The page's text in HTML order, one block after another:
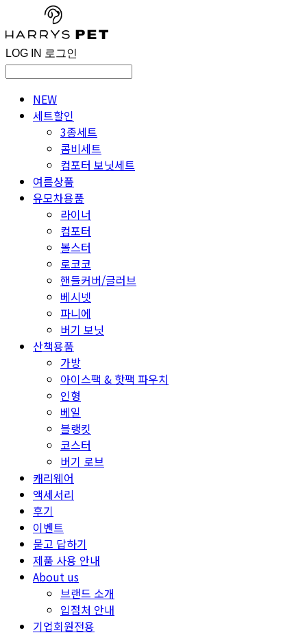
LOG IN 로그인
NEW
세트할인
3종세트
콤비세트
컴포터 보닛세트
여름상품
유모차용품
라이너
컴포터
볼스터
로코코
핸들커버/글러브
베시넷
파니에
버기 보닛
산책용품
가방
아이스팩 & 핫팩 파우치
인형
베일
블랭킷
코스터
버기 로브
캐리웨어
액세서리
후기
이벤트
묻고 답하기
제품 사용 안내
About us
브랜드 소개
입점처 안내
기업회원전용